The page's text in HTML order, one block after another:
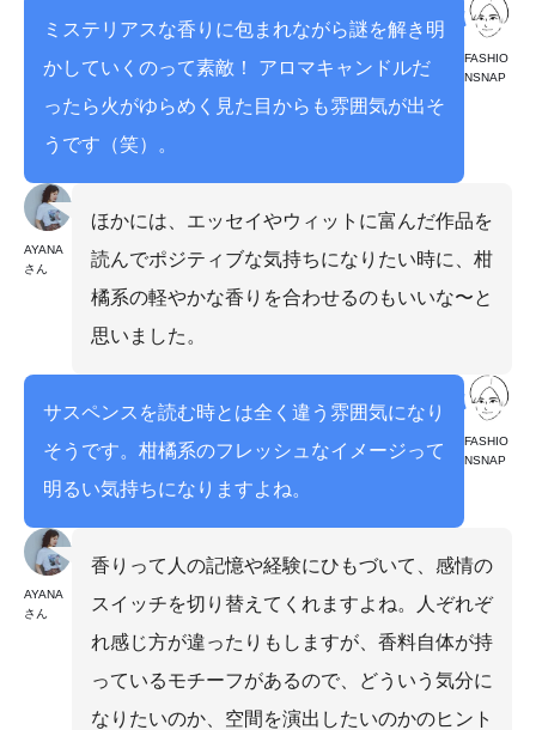
ミステリアスな香りに包まれながら謎を解き明
かしていくのって素敵！ アロマキャンドルだ
ったら火がゆらめく見た目からも雰囲気が出そ
うです（笑）。
FASHIO
NSNAP
AYANA
さん
ほかには、エッセイやウィットに富んだ作品を
読んでポジティブな気持ちになりたい時に、柑
橘系の軽やかな香りを合わせるのもいいな〜と
思いました。
サスペンスを読む時とは全く違う雰囲気になり
そうです。柑橘系のフレッシュなイメージって
明るい気持ちになりますよね。
FASHIO
NSNAP
AYANA
さん
香りって人の記憶や経験にひもづいて、感情の
スイッチを切り替えてくれますよね。人ぞれぞ
れ感じ方が違ったりもしますが、香料自体が持
っているモチーフがあるので、どういう気分に
なりたいのか、空間を演出したいのかのヒント